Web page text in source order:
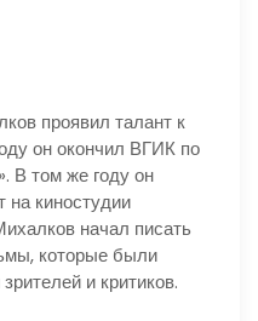
проявил талант к
он окончил ВГИК по
В том же году он
на киностудии
начал писать
которые были
и критиков.